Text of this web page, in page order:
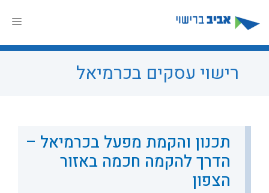
לתוכן
רישוי עסקים בכרמיאל
תכנון והקמת מפעל בכרמיאל –
הדרך להקמה חכמה באזור
הצפון